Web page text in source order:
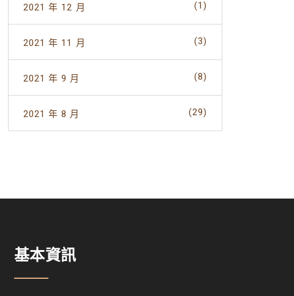
2021 年 12 月 (1)
2021 年 11 月 (3)
2021 年 9 月 (8)
2021 年 8 月 (29)
基本資訊